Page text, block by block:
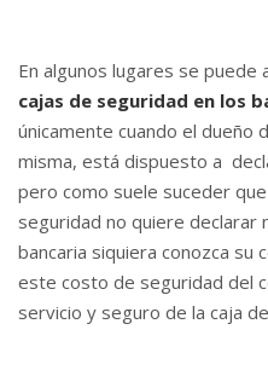
En algunos lugares se
cajas de seguridad en los
únicamente cuando el dueño
misma, está dispuesto a
pero como suele suceder
seguridad no quiere declarar
bancaria siquiera conozca su
este costo de seguridad del
servicio y seguro de la caja